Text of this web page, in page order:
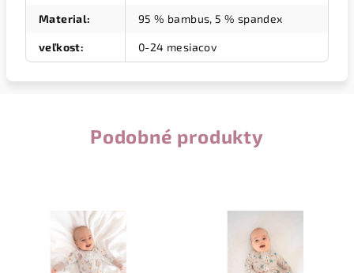
Material: 95 % bambus, 5 % spandex
veľkost: 0-24 mesiacov
Podobné produkty